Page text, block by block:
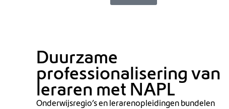
Duurzame
professionalisering van
leraren met NAPL
Onderwijsregio’s en lerarenopleidingen bundelen